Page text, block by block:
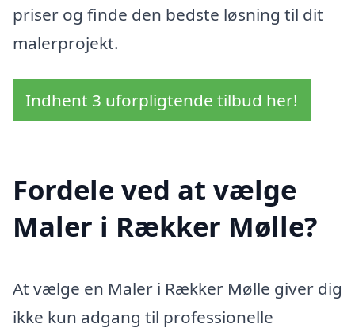
priser og finde den bedste løsning til dit
malerprojekt.
Indhent 3 uforpligtende tilbud her!
Fordele ved at vælge
Maler i Rækker Mølle?
At vælge en Maler i Rækker Mølle giver dig
ikke kun adgang til professionelle